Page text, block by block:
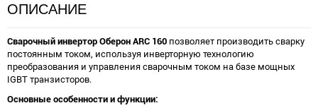
ОПИСАНИЕ
Сварочный инвертор Оберон ARC 160 позволяет производить сварку
постоянным током, используя инверторную технологию
преобразования и управления сварочным током на базе мощных
IGBT транзисторов.
Основные особенности и функции: